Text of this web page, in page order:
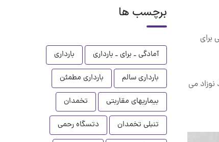
برای
می
برچسب ها
آمادگی ـ برای ـ بارداری
بارداری
بارداری سالم
بارداری مطمئن
بیماریهای مقاربتی
تخمدان
تنبلی تخمدان
دتسگاه رحمی